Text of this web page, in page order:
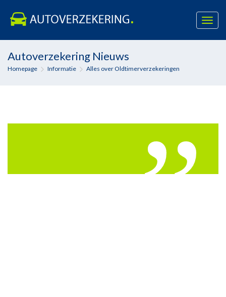
content
Autoverzekering Nieuws
Homepage Informatie Alles over Oldtimerverzekeringen